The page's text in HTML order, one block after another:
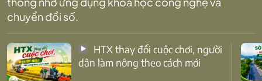
chuyển đổi số.
dân làm nông theo cách mới